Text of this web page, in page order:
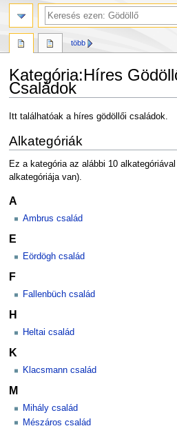
Kategória:Híres
Családok
Ugrás
navigációhoz
Ugrás
kereséshez
Itt találhatóak a híres gödöllői családok.
Alkategóriák
Ez a kategória az alábbi 10
alkategóriája van).
A
Ambrus család
E
Eördögh család
F
Fallenbüch család
H
Heltai család
K
Klacsmann család
M
Mihály család
Mészáros család
több